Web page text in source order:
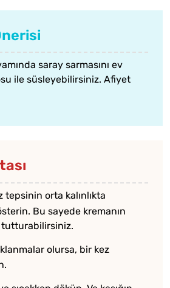
saray sarmasını ev
ile süsleyebilirsiniz. Afiyet
tepsinin orta kalınlıkta
Bu sayede kremanın
tutturabilirsiniz.
olursa, bir kez